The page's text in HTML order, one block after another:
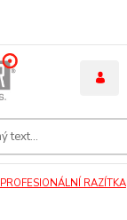
PROFESIONÁLNÍ RAZÍTKA